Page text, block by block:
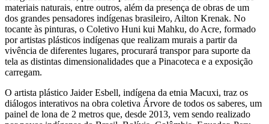
materiais naturais, entre outros, além da presença de obras de um
dos grandes pensadores indígenas brasileiro, Ailton Krenak. No
tocante às pinturas, o Coletivo Huni kui Mahku, do Acre, formado
por artistas plásticos indígenas que realizam murais a partir da
vivência de diferentes lugares, procurará transpor para suporte da
tela as distintas dimensionalidades que a Pinacoteca e a exposição
carregam.
O artista plástico Jaider Esbell, indígena da etnia Macuxi, traz os
diálogos interativos na obra coletiva Árvore de todos os saberes, um
painel de lona de 2 metros que, desde 2013, vem sendo realizado